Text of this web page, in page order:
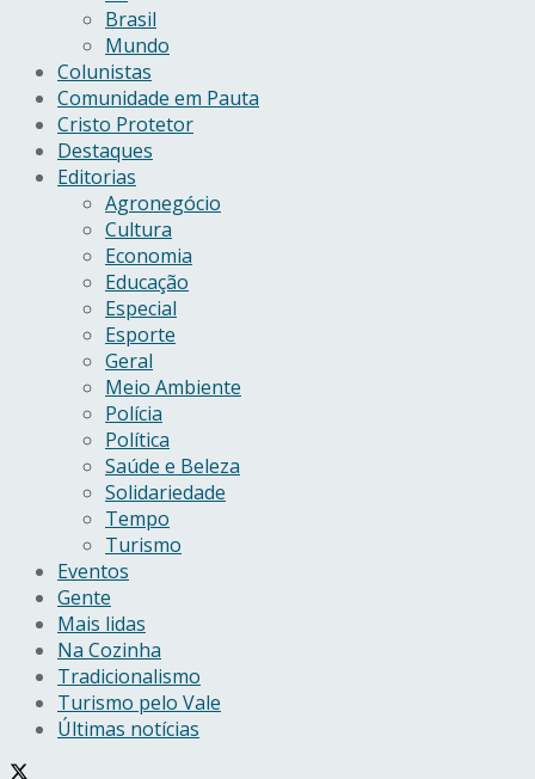
Brasil
Mundo
Colunistas
Comunidade em Pauta
Cristo Protetor
Destaques
Editorias
Agronegócio
Cultura
Economia
Educação
Especial
Esporte
Geral
Meio Ambiente
Polícia
Política
Saúde e Beleza
Solidariedade
Tempo
Turismo
Eventos
Gente
Mais lidas
Na Cozinha
Tradicionalismo
Turismo pelo Vale
Últimas notícias